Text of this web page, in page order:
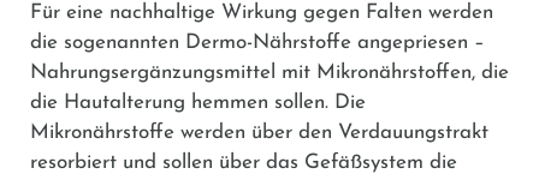
Für eine nachhaltige Wirkung gegen Falten werden
die sogenannten Dermo-Nährstoffe angepriesen –
Nahrungsergänzungsmittel mit Mikronährstoffen, die
die Hautalterung hemmen sollen. Die
Mikronährstoffe werden über den Verdauungstrakt
resorbiert und sollen über das Gefäßsystem die